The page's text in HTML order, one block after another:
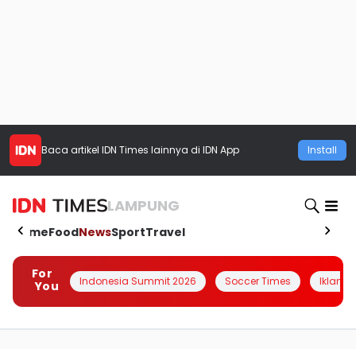
Baca artikel IDN Times lainnya di IDN App Install
LAMPUNG
HomeFoodNewsSportTravel
For
You
Indonesia Summit 2026 Soccer Times Iklanin